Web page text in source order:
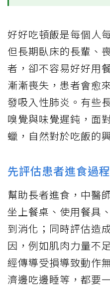
好好吃頓飯是每個人
但長期臥床的長輩、
者，卻不容易好好用
漸漸喪失，患者會愈
發吸入性肺炎。有些
嗅覺與味覺遲鈍，面
蠟，自然對於吃飯的
先評估患者進食過程
幫助長者進食，中醫
坐上餐桌、使用餐具
到消化；同時評估造
因，例如肌肉力量不
經傳導受損導致動作
濟邊吃邊睡等，都要